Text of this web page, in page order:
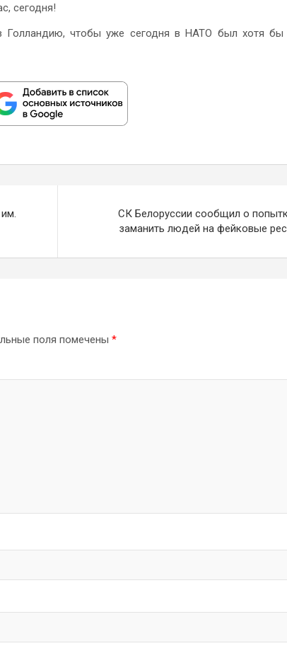
сегодня!
чтобы уже сегодня в НАТО был хотя бы
СК Белоруссии сообщил о
заманить людей на фейковые
поля помечены *